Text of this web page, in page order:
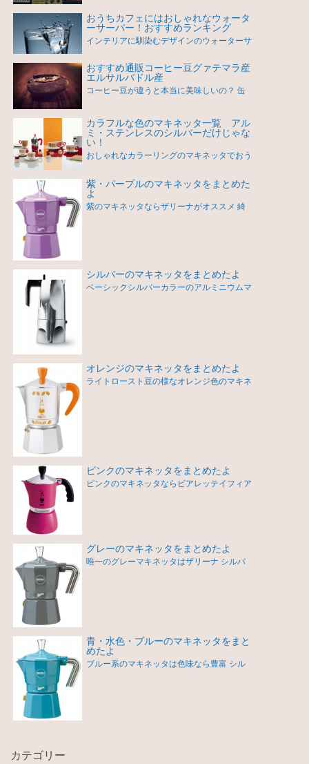
おうちカフェにはおしゃれなウォータ
ーサーバー！おすすめランキング
インテリアに馴染むデザインのウォーターサ
おすすめ通販コーヒー豆グァテマラ産
エルサルバドル産
コーヒー豆が違うと本当に美味しいの？ 缶
カラフルな色のマキネッタ一覧 アル
ミ・ステンレスのシルバーだけじゃな
い！
おしゃれなカラーリングのマキネッタでおう
紫・パープルのマキネッタをまとめた
よ
紫のマキネッタならザリーナがオススメ 綺
シルバーのマキネッタをまとめたよ
ベーシックシルバーカラーのアルミニウムマ
オレンジのマキネッタをまとめたよ
ライトロースト豆の様なオレンジ色のマキネ
ピンクのマキネッタをまとめたよ
ピンクのマキネッタならビアレッテイフィア
グレーのマキネッタをまとめたよ
唯一のグレーマキネッタはザリーナ シルバ
青・水色・ブルーのマキネッタをまと
めたよ
ブルー系のマキネッタは色味なら豊富 シル
カテゴリー